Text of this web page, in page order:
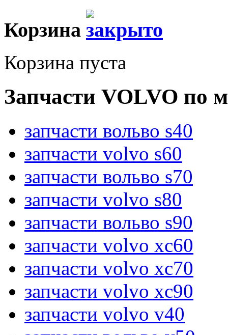
Корзина
Корзина пуста
Запчасти VOLVO по
запчасти вольво s40
запчасти volvo s60
запчасти вольво s70
запчасти volvo s80
запчасти вольво s90
запчасти volvo xc60
запчасти volvo xc70
запчасти volvo xc90
запчасти volvo v40